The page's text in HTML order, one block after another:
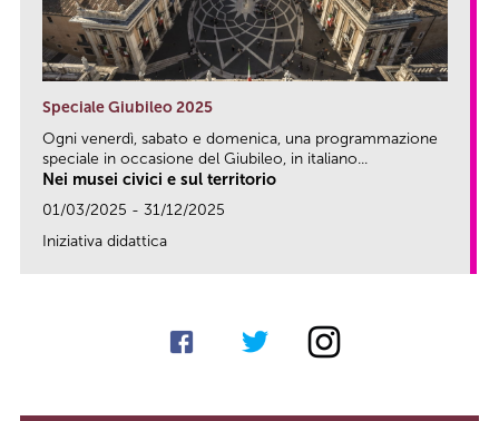
Speciale Giubileo 2025
Ogni venerdì, sabato e domenica, una programmazione
speciale in occasione del Giubileo, in italiano...
Nei musei civici e sul territorio
01/03/2025 - 31/12/2025
Iniziativa didattica